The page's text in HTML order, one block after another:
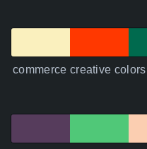
commerce creative colors